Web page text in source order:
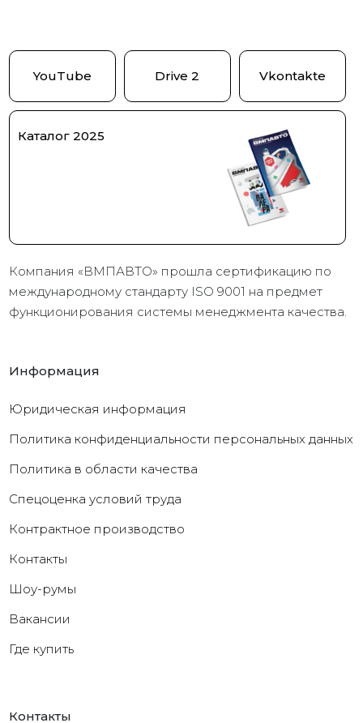
YouTube Drive 2 Vkontakte
Каталог 2025
Компания «ВМПАВТО» прошла сертификацию по
международному стандарту ISO 9001 на предмет
функционирования системы менеджмента качества.
Информация
Юридическая информация
Политика конфиденциальности персональных данных
Политика в области качества
Cпецоценка условий труда
Контрактное производство
Контакты
Шоу-румы
Вакансии
Где купить
Контакты